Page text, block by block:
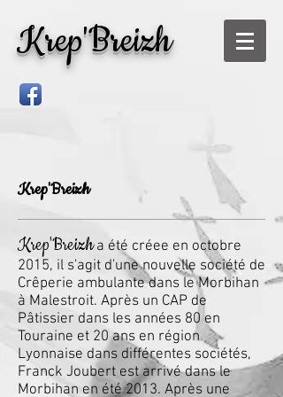
Krep'Breizh
Krep'Breizh
Krep'Breizh a été créee en octobre
2015, il s'agit d'une nouvelle société de
Crêperie ambulante dans le Morbihan
à Malestroit. Après un CAP de
Pâtissier dans les années 80 en
Touraine et 20 ans en région
Lyonnaise dans différentes sociétés,
Franck Joubert est arrivé dans le
Morbihan en été 2013. Après une